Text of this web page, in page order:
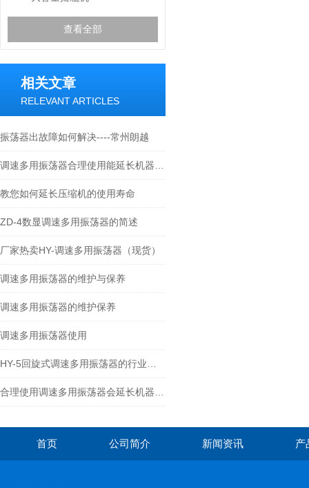
查看全部
相关文章
RELEVANT ARTICLES
振荡器出故障如何解决----常州朗越
教您如何延长压缩机的使用寿命
ZD-4数显调速多用振荡器的简述
厂家热卖HY-调速多用振荡器（现货）
调速多用振荡器的维护与保养
调速多用振荡器的维护保养
调速多用振荡器使用
首页 公司简介 新闻资讯 产